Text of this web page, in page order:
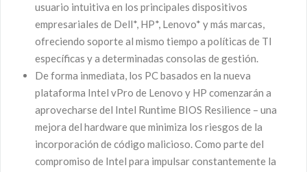
usuario intuitiva en los principales dispositivos
empresariales de Dell*, HP*, Lenovo* y más marcas,
ofreciendo soporte al mismo tiempo a políticas de TI
específicas y a determinadas consolas de gestión.
De forma inmediata, los PC basados en la nueva
plataforma Intel vPro de Lenovo y HP comenzarán a
aprovecharse del Intel Runtime BIOS Resilience – una
mejora del hardware que minimiza los riesgos de la
incorporación de código malicioso. Como parte del
compromiso de Intel para impulsar constantemente la